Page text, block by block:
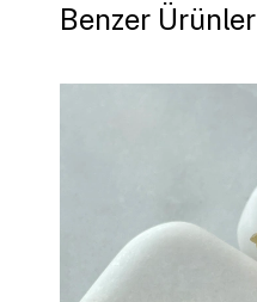
Benzer Ürünler